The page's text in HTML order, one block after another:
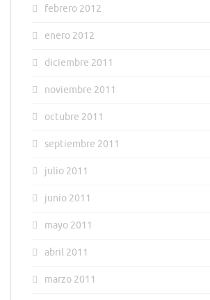
febrero 2012
enero 2012
diciembre 2011
noviembre 2011
octubre 2011
septiembre 2011
julio 2011
junio 2011
mayo 2011
abril 2011
marzo 2011